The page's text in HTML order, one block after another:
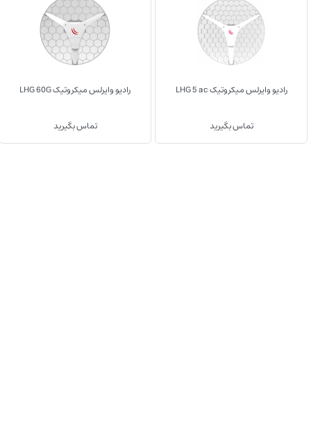
رادیو وایرلس میکروتیک LHG 5 ac
تماس بگیرید
رادیو وایرلس میکروتیک LHG 60G
تماس بگیرید